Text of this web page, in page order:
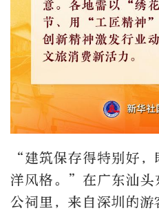
“建筑保存得特别好
洋风格。”在广东汕头
公祠里，来自深圳的